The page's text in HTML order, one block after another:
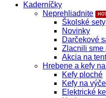
Kaderníčky
Neprehliadnite
Školské sety
Novinky
Darčekové
Zlacnili sme
Akcia na
Hrebene a kefy
Kefy ploché
Kefy na
Elektrické